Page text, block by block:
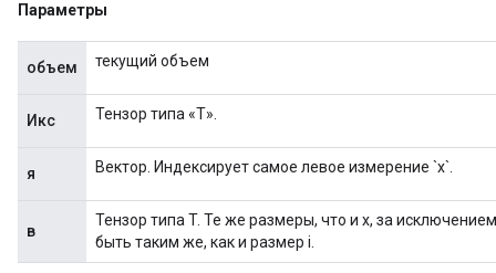
Параметры
объем текущий объем
Икс Тензор типа «Т».
я Вектор. Индексирует самое левое измерение `x`.
в
Тензор типа T. Те же размеры, что и x, за
быть таким же, как и размер i.